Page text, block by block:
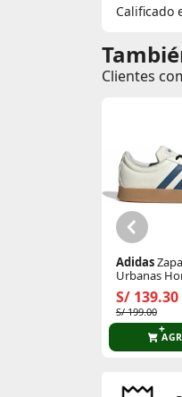
Calificado
Clientes
Adidas
Urbanas
Court Base
S/ 139.30
S/ 199.00